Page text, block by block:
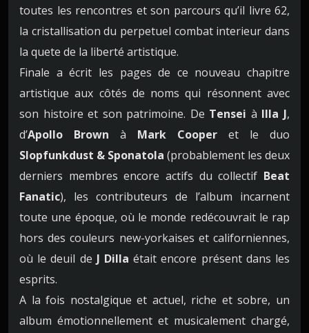
toutes les rencontres et son parcours qu’il livre 62,
la cristallisation du perpetuel combat interieur dans
la quete de la liberté artistique.
Finale a écrit les pages de ce nouveau chapitre
artistique aux côtés de noms qui résonnent avec
son histoire et son patrimoine. De Tensei à Illa J,
d’Apollo Brown à Mark Cooper et le duo
Slopfunkdust & Sponatola (probablement les deux
derniers membres encore actifs du collectif Beat
Fanatic), les contributeurs de l’album incarnent
toute une époque, où le monde redécouvrait le rap
hors des couleurs new-yorkaises et californiennes,
où le deuil de J Dilla était encore présent dans les
esprits.
A la fois nostalgique et actuel, riche et sobre, un
album émotionnellement et musicalement chargé,